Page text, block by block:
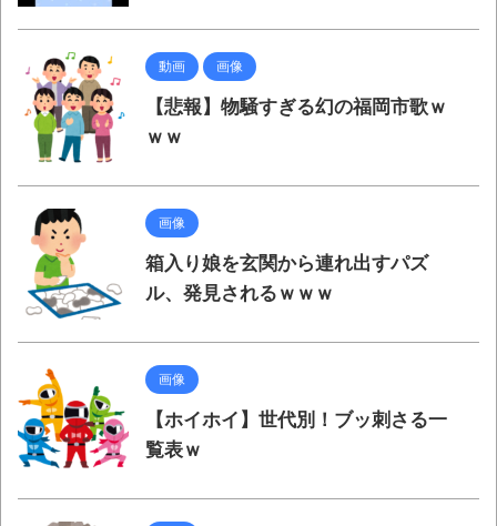
Powered by livedoor 相互RSS
動画 画像
【悲報】物騒すぎる幻の福岡市歌ｗ
ｗｗ
画像
箱入り娘を玄関から連れ出すパズ
ル、発見されるｗｗｗ
画像
【ホイホイ】世代別！ブッ刺さる一
覧表ｗ